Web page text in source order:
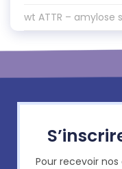
wt ATTR – amylose
Pour recevoir